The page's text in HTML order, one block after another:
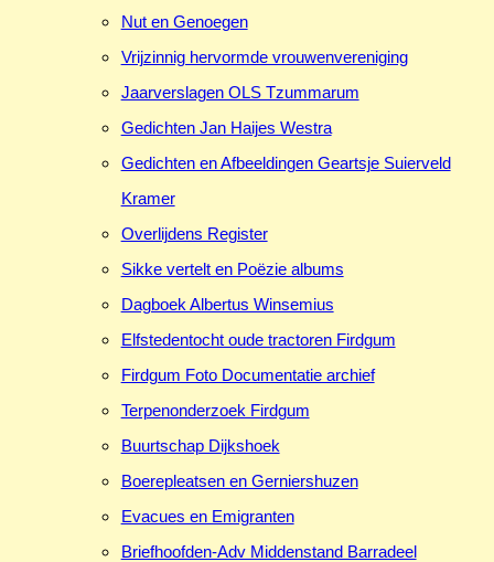
Nut en Genoegen
Vrijzinnig hervormde vrouwenvereniging
Jaarverslagen OLS Tzummarum
Gedichten Jan Haijes Westra
Gedichten en Afbeeldingen Geartsje Suierveld
Kramer
Overlijdens Register
Sikke vertelt en Poëzie albums
Dagboek Albertus Winsemius
Elfstedentocht oude tractoren Firdgum
Firdgum Foto Documentatie archief
Terpenonderzoek Firdgum
Buurtschap Dijkshoek
Boerepleatsen en Gerniershuzen
Evacues en Emigranten
Briefhoofden-Adv Middenstand Barradeel